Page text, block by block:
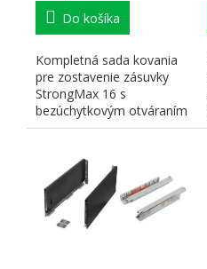
Do košíka
Kompletná sada kovania
pre zostavenie zásuvky
StrongMax 16 s
bezúchytkovým otváraním
"PUSH". Nutné doplniť